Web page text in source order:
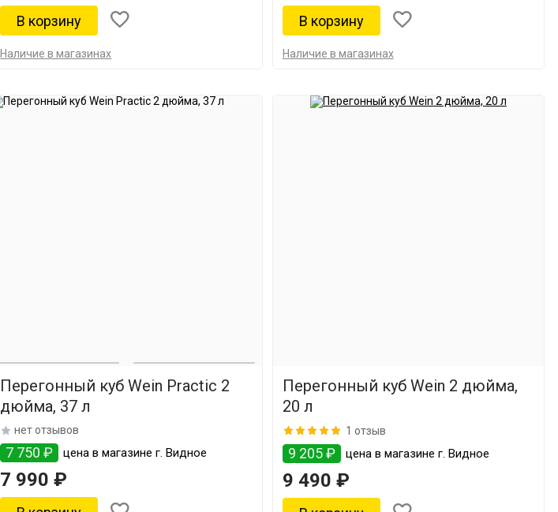
Наличие в магазинах Наличие в магазинах
Перегонный куб Wein Practic 2
дюйма, 37 л
нет отзывов
7 750 ₽ цена в магазине г. Видное
7 990 ₽
Перегонный куб Wein 2 дюйма,
20 л
1 отзыв
9 205 ₽ цена в магазине г. Видное
9 490 ₽